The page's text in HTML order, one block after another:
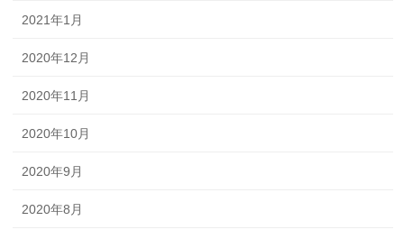
2021年1月
2020年12月
2020年11月
2020年10月
2020年9月
2020年8月